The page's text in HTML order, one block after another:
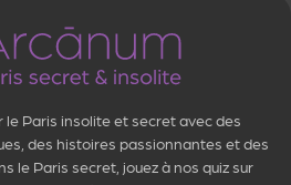
Notre-Dame sous
inédit.
le Paris insolite et secret avec des
des histoires passionnantes et des
le Paris secret, jouez à nos quiz sur